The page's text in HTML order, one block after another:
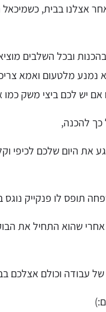
אצלנו בבית,
ובכל השלבים
נמנע מלטעום ואמא
יש לכם ביצי משק כמו
כך להכנה,
את היום שלכם לכיפי
תופס לו פנקייק נוגס
אחרי שהוא התחיל את
עבודה וכולם אצלכם